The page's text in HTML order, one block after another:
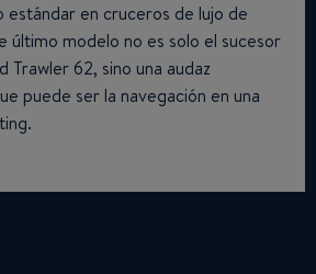
estándar en cruceros de lujo de
último modelo no es solo el sucesor
Trawler 62, sino una audaz
puede ser la navegación en una